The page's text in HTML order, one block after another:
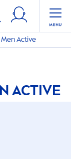
MenActive
ACTIVE